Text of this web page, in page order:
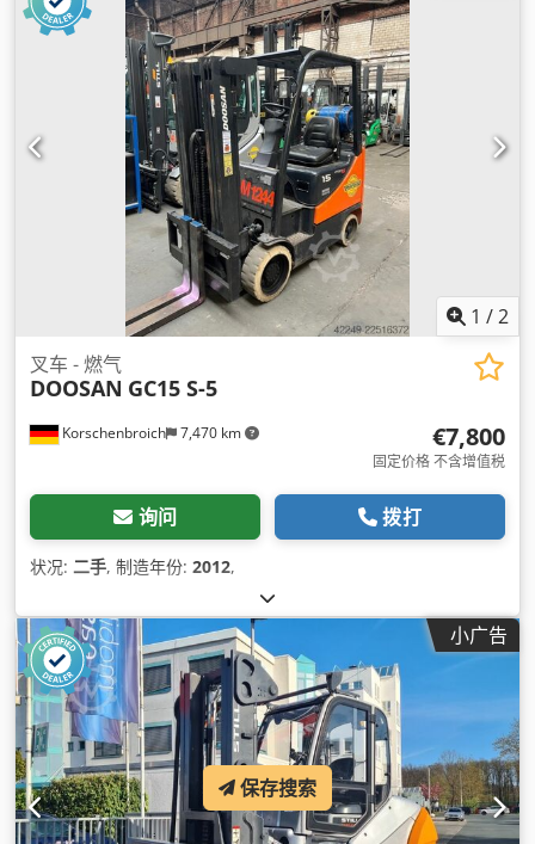
1 /2
Korschenbroich 7,470 km
叉车 - 燃气
DOOSAN GC15 S-5
€7,800
固定价格 不含增值税
询问 拨打
状况: 二手, 制造年份: 2012,
小广告
保存搜索